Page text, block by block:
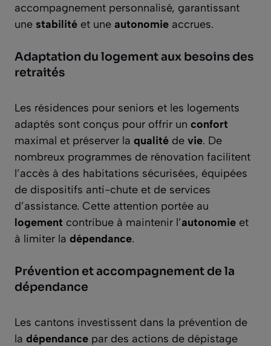
accompagnement personnalisé, garantissant
une stabilité et une autonomie accrues.
Adaptation du logement aux besoins des
retraités
Les résidences pour seniors et les logements
adaptés sont conçus pour offrir un confort
maximal et préserver la qualité de vie. De
nombreux programmes de rénovation facilitent
l’accès à des habitations sécurisées, équipées
de dispositifs anti-chute et de services
d’assistance. Cette attention portée au
logement contribue à maintenir l’autonomie et
à limiter la dépendance.
Prévention et accompagnement de la
dépendance
Les cantons investissent dans la prévention de
la dépendance par des actions de dépistage